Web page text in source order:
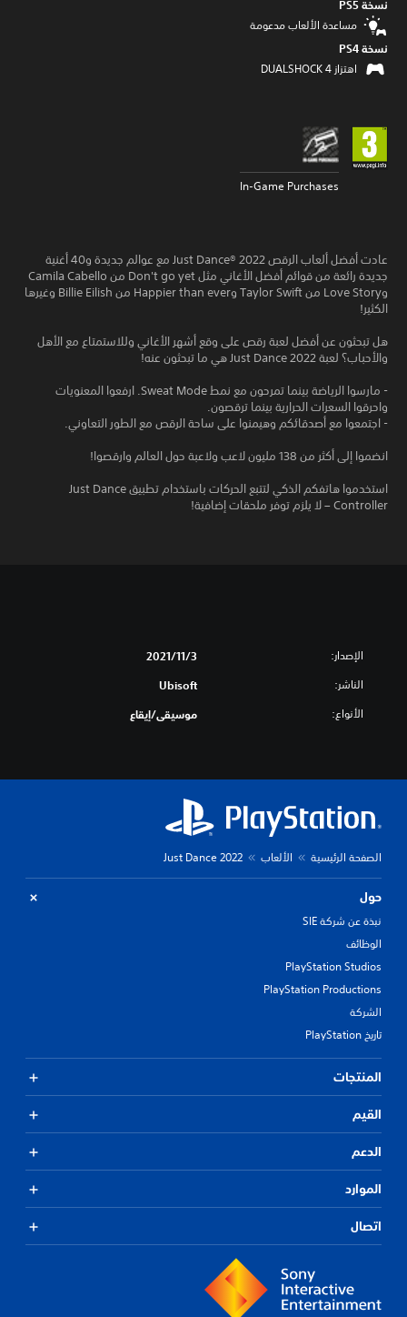
نسخة PS5‏
مساعدة الألعاب مدعومة
نسخة PS4‏
اهتزاز DUALSHOCK 4‏
In-Game Purchases
عادت أفضل ألعاب الرقص Just Dance® 2022 مع عوالم جديدة و40 أغنية
جديدة رائعة من قوائم أفضل الأغاني مثل Don't go yet من Camila Cabello
وLove Story من Taylor Swift وHappier than ever من Billie Eilish وغيرها
الكثير!
هل تبحثون عن أفضل لعبة رقص على وقع أشهر الأغاني وللاستمتاع مع الأهل
والأحباب؟ لعبة Just Dance 2022 هي ما تبحثون عنه!
- مارسوا الرياضة بينما تمرحون مع نمط Sweat Mode. ارفعوا المعنويات
واحرقوا السعرات الحرارية بينما ترقصون.
- اجتمعوا مع أصدقائكم وهيمنوا على ساحة الرقص مع الطور التعاوني.
انضموا إلى أكثر من 138 مليون لاعب ولاعبة حول العالم وارقصوا!
استخدموا هاتفكم الذكي لتتبع الحركات باستخدام تطبيق Just Dance
Controller – لا يلزم توفر ملحقات إضافية!
الإصدار: 3‏/11‏/2021
الناشر: Ubisoft
الأنواع: موسيقى/إيقاع
الصفحة الرئيسية الألعاب Just Dance 2022
حول
نبذة عن شركة SIE
الوظائف
PlayStation Studios
PlayStation Productions
الشركة
تاريخ PlayStation
المنتجات
القيم
الدعم
الموارد
اتصال